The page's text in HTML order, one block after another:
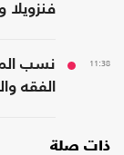
فنزويلا
11:38
نسب
الفقه
ذات صلة